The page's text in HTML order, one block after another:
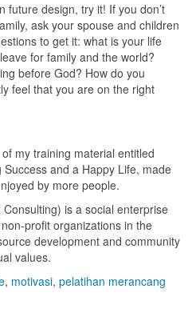
future design, try it! If you don’t
ask your spouse and children
to get it: what is your life
for family and the world?
before God? How do you
feel that you are on the right
my training material entitled
and a Happy Life, made
by more people.
is a social enterprise
profit organizations in the
development and community
values.
, motivasi, pelatihan merancang